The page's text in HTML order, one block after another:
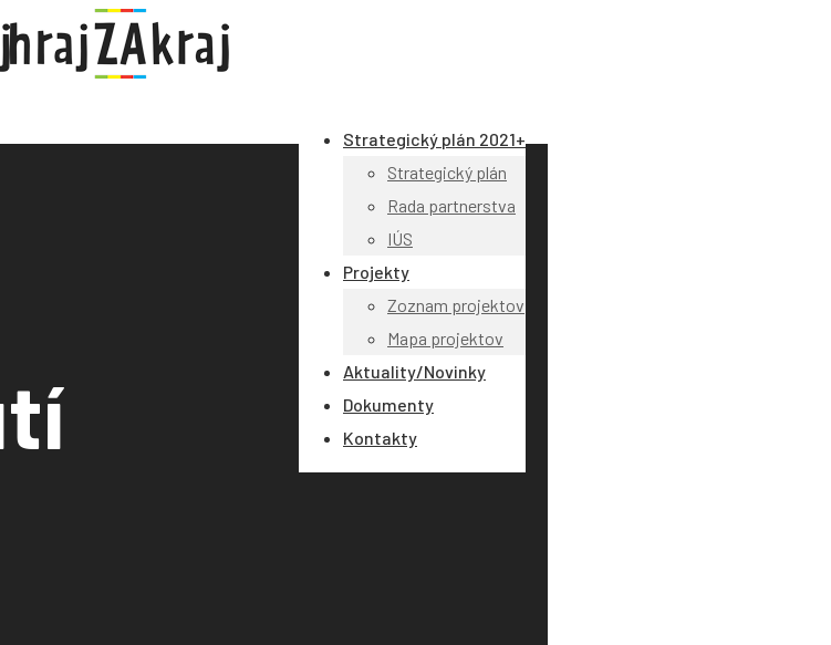
Strategický plán 2021+
Strategický plán
Rada partnerstva
IÚS
Projekty
Zoznam projektov
Mapa projektov
Aktuality/Novinky
Dokumenty
Kontakty